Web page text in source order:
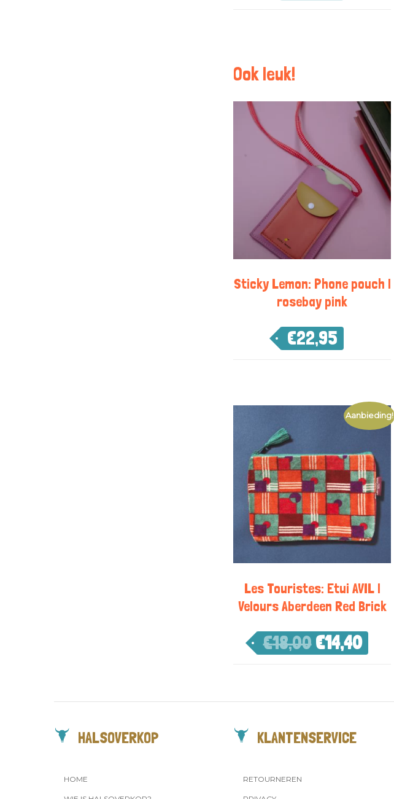
Ook leuk!
Sticky Lemon: Phone pouch |
rosebay pink
€22,95
Aanbieding!
Les Touristes: Etui AVIL |
Velours Aberdeen Red Brick
€18,00 €14,40
HALSOVERKOP
HOME
KLANTENSERVICE
RETOURNEREN